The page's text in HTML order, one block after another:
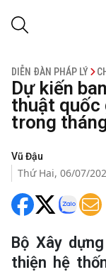
DIỄN ĐÀN PHÁP LÝ
Dự kiến
thuật quốc
trong
Vũ Đậu
Thứ Hai, 06/07/
Bộ Xây
thiện hệ